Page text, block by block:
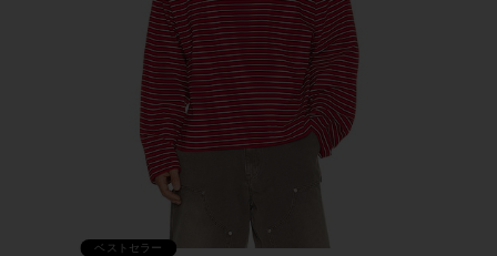
ベストセラー